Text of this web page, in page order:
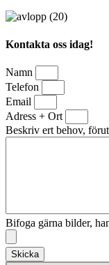
Kontakta oss idag!
Namn
Telefon
Email
Adress + Ort
Beskriv ert behov,
Bifoga gärna bilder,
Skicka